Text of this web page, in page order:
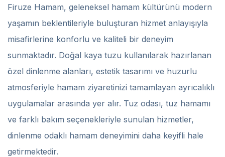
Firuze Hamam, geleneksel hamam kültürünü modern
yaşamın beklentileriyle buluşturan hizmet anlayışıyla
misafirlerine konforlu ve kaliteli bir deneyim
sunmaktadır. Doğal kaya tuzu kullanılarak hazırlanan
özel dinlenme alanları, estetik tasarımı ve huzurlu
atmosferiyle hamam ziyaretinizi tamamlayan ayrıcalıklı
uygulamalar arasında yer alır. Tuz odası, tuz hamamı
ve farklı bakım seçenekleriyle sunulan hizmetler,
dinlenme odaklı hamam deneyimini daha keyifli hale
getirmektedir.